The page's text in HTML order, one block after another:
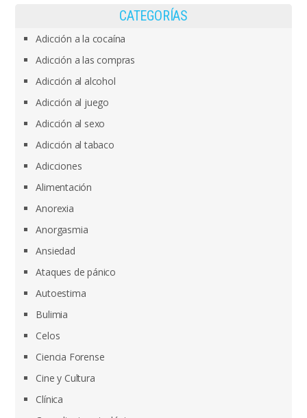
CATEGORÍAS
Adicción a la cocaína
Adicción a las compras
Adicción al alcohol
Adicción al juego
Adicción al sexo
Adicción al tabaco
Adicciones
Alimentación
Anorexia
Anorgasmia
Ansiedad
Ataques de pánico
Autoestima
Bulimia
Celos
Ciencia Forense
Cine y Cultura
Clínica